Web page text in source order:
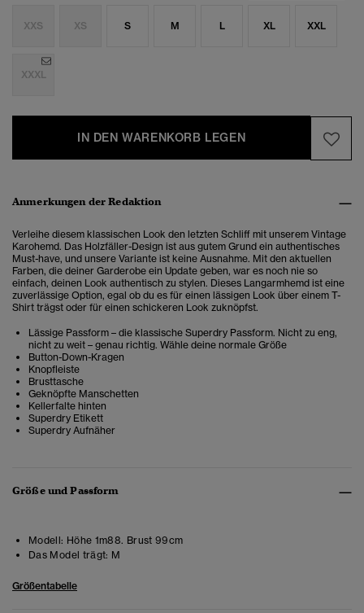
XXS XS S M L XL XXL
XXXL
IN DEN WARENKORB LEGEN
Anmerkungen der Redaktion
Verleihe diesem klassischen Look den letzten Schliff mit unserem Vintage
Karohemd. Das Holzfäller-Design ist aus gutem Grund ein authentisches
Must-have, und unsere Variante ist keine Ausnahme. Mit den aktuellen
Farben, die deiner Garderobe ein Update geben, war es noch nie so
einfach, deinen Look authentisch zu stylen. Dieses Langarmhemd ist eine
zuverlässige Option, egal ob du es für einen lässigen Look über einem T-
Shirt trägst oder für einen schickeren Look zuknöpfst.
Lässige Passform – die klassische Superdry Passform. Nicht zu eng,
nicht zu weit – genau richtig. Wähle deine normale Größe
Button-Down-Kragen
Knopfleiste
Brusttasche
Geknöpfte Manschetten
Kellerfalte hinten
Superdry Etikett
Superdry Aufnäher
Größe und Passform
Modell: Höhe 1m88. Brust 99cm
Das Model trägt: M
Größentabelle